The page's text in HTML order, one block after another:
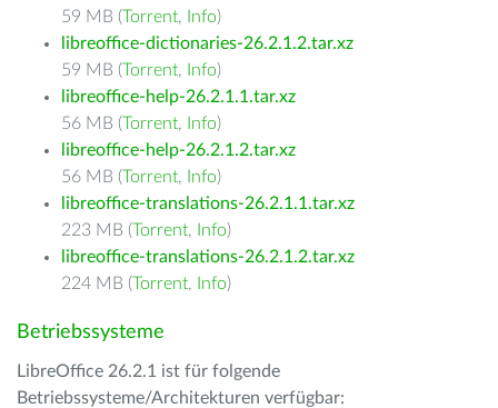
59 MB (Torrent, Info)
libreoffice-dictionaries-26.2.1.2.tar.xz
59 MB (Torrent, Info)
libreoffice-help-26.2.1.1.tar.xz
56 MB (Torrent, Info)
libreoffice-help-26.2.1.2.tar.xz
56 MB (Torrent, Info)
libreoffice-translations-26.2.1.1.tar.xz
223 MB (Torrent, Info)
libreoffice-translations-26.2.1.2.tar.xz
224 MB (Torrent, Info)
Betriebssysteme
LibreOffice 26.2.1 ist für folgende
Betriebssysteme/Architekturen verfügbar: